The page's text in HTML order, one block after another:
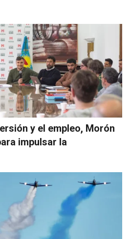
y el empleo, Morón
impulsar la